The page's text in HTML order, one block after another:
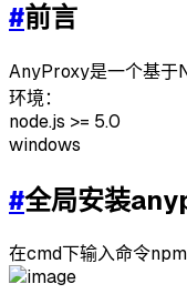
#前言
AnyProxy是一个基于
环境：
node.js >= 5.0
windows
#全局安装
在cmd下输入命令